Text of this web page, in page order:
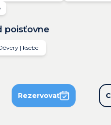
poisťovne
| ksebe
Rezervovať